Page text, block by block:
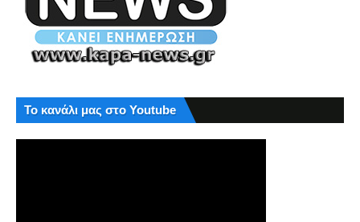
Το κανάλι μας στο Youtube